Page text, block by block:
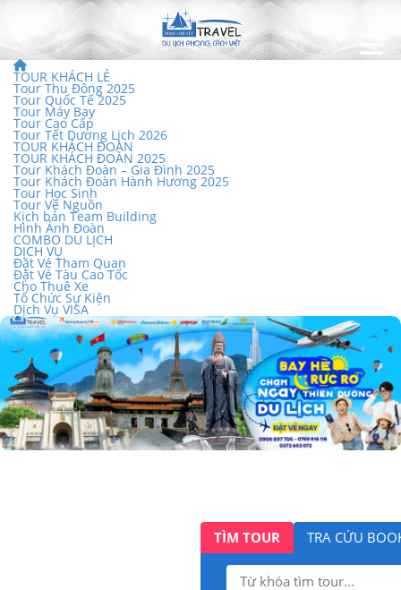
TOUR KHÁCH LẺ
Tour Thu Đông 2025
Tour Quốc Tế 2025
Tour Máy Bay
Tour Cao Cấp
Tour Tết Dương Lịch 2026
TOUR KHÁCH ĐOÀN
TOUR KHÁCH ĐOÀN 2025
Tour Khách Đoàn – Gia Đình 2025
Tour Khách Đoàn Hành Hương 2025
Tour Học Sinh
Tour Về Nguồn
Kịch bản Team Building
Hình Ảnh Đoàn
COMBO DU LỊCH
DỊCH VỤ
Đặt Vé Tham Quan
Đặt Vé Tàu Cao Tốc
Cho Thuê Xe
Tổ Chức Sự Kiện
Dịch Vụ VISA
TÌM TOUR TRA CỨU
Tìm
kiếm: